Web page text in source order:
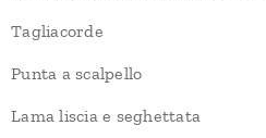
Tagliacorde
Punta a scalpello
Lama liscia e seghettata